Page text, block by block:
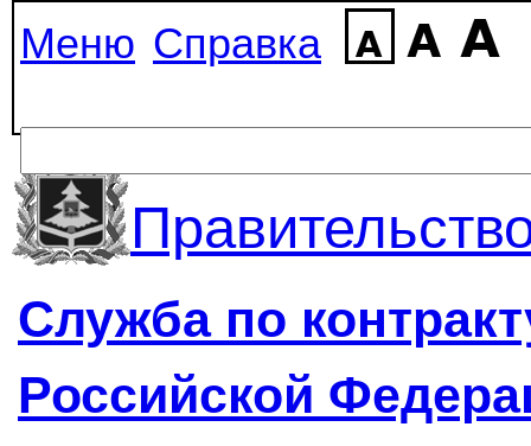
Меню Справка
Служба по
Российской